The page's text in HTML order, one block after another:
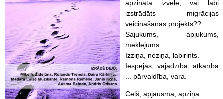
apzināta izvēle, vai labi
izstrādāts migrācijas
veicināšanas projekts??
Sajukums, apjukums,
meklējums.
Izziņa, neziņa, labirints.
Iespējas, vajadzība, atkarība
... pārvaldība, vara.
Ceļš, apjausma, apziņa